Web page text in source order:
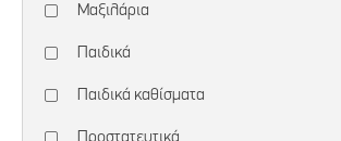
Μαξιλάρια
Παιδικά
Παιδικά καθίσματα